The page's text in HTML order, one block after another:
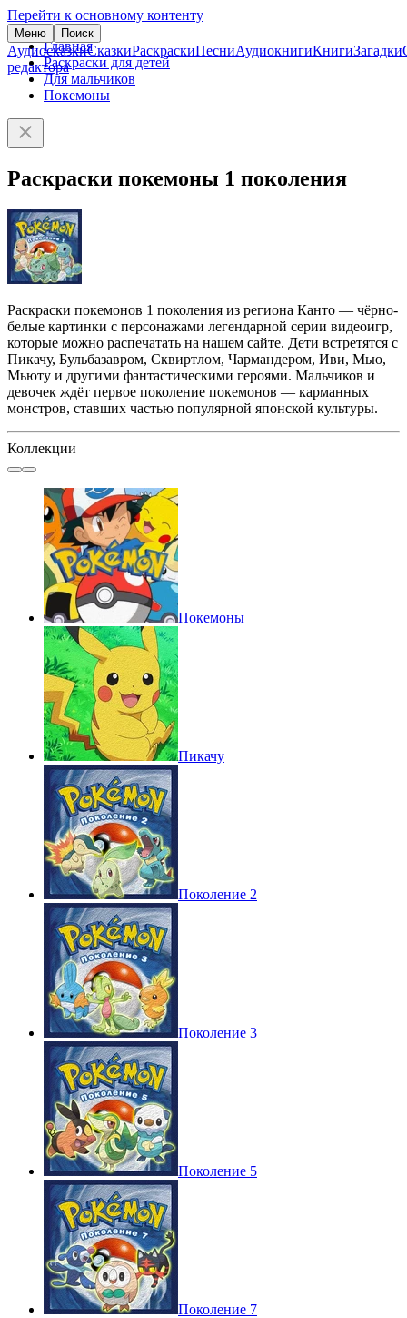
Перейти к основному контенту
Меню Поиск
АудиосказкиСказкиРаскраскиПесниАудиокнигиКнигиЗагадки
редактора
Главная
Раскраски для детей
Для мальчиков
Покемоны
Раскраски покемоны 1 поколения
Раскраски покемонов 1 поколения из региона Канто — чёрно-
белые картинки с персонажами легендарной серии видеоигр,
которые можно распечатать на нашем сайте. Дети встретятся с
Пикачу, Бульбазавром, Сквиртлом, Чармандером, Иви, Мью,
Мьюту и другими фантастическими героями. Мальчиков и
девочек ждёт первое поколение покемонов — карманных
монстров, ставших частью популярной японской культуры.
Коллекции
Покемоны
Пикачу
Поколение 2
Поколение 3
Поколение 5
Поколение 7